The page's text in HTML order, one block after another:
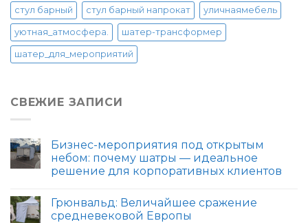
стул барный стул барный напрокат уличнаямебель
уютная_атмосфера. шатер-трансформер
шатер_для_мероприятий
СВЕЖИЕ ЗАПИСИ
Бизнес-мероприятия под открытым
небом: почему шатры — идеальное
решение для корпоративных клиентов
Грюнвальд: Величайшее сражение
средневековой Европы